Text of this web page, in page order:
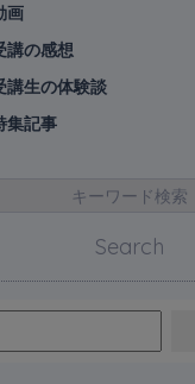
画
講の感想
講生の体験談
集記事
キーワード検索
Search